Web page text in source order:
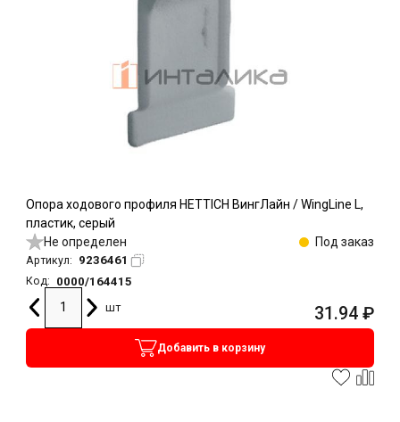
Опора ходового профиля HETTICH ВингЛайн / WingLine L,
пластик, серый
Не определен
Под заказ
Артикул: 9236461
Код:
0000/164415
шт
31.94 ₽
Добавить в корзину